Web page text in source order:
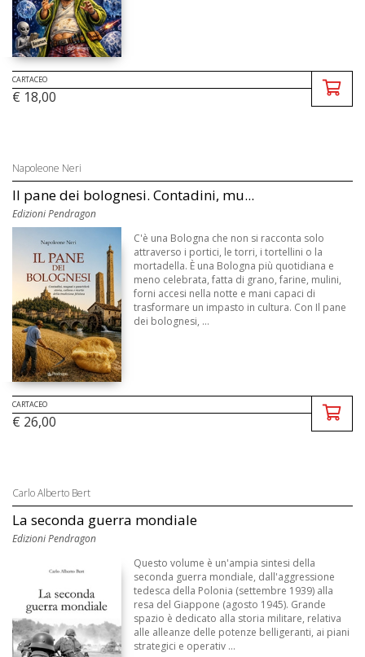
CARTACEO
€ 18,00
Napoleone Neri
Il pane dei bolognesi. Contadini, mu...
Edizioni Pendragon
C'è una Bologna che non si racconta solo
attraverso i portici, le torri, i tortellini o la
mortadella. È una Bologna più quotidiana e
meno celebrata, fatta di grano, farine, mulini,
forni accesi nella notte e mani capaci di
trasformare un impasto in cultura. Con Il pane
dei bolognesi, ...
CARTACEO
€ 26,00
Carlo Alberto Bert
La seconda guerra mondiale
Edizioni Pendragon
Questo volume è un'ampia sintesi della
seconda guerra mondiale, dall'aggressione
tedesca della Polonia (settembre 1939) alla
resa del Giappone (agosto 1945). Grande
spazio è dedicato alla storia militare, relativa
alle alleanze delle potenze belligeranti, ai piani
strategici e operativ ...